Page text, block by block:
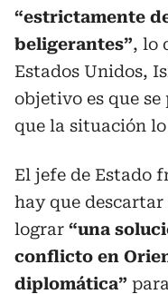
“estrictamente
beligerantes”, lo
Estados Unidos,
objetivo es que se
que la situación
El jefe de Estado
hay que
lograr “una
conflicto en
diplomática”